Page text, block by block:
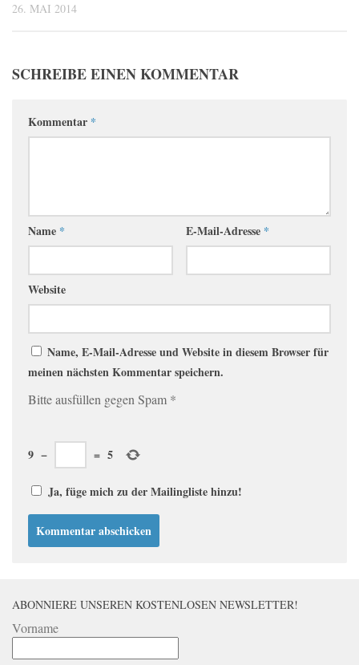
26. MAI 2014
SCHREIBE EINEN KOMMENTAR
Kommentar *
Name * E-Mail-Adresse *
Website
Name, E-Mail-Adresse und Website in diesem Browser für
meinen nächsten Kommentar speichern.
Bitte ausfüllen gegen Spam *
9 − = 5
Ja, füge mich zu der Mailingliste hinzu!
ABONNIERE UNSEREN KOSTENLOSEN NEWSLETTER!
Vorname